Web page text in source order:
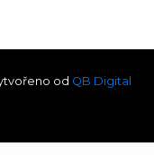
od QB Digital